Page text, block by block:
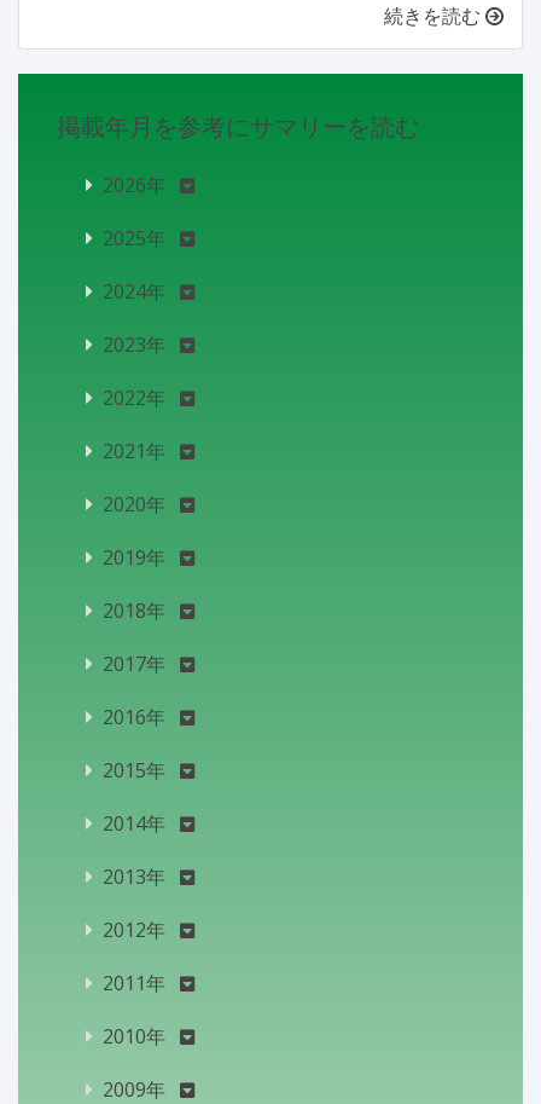
続きを読む
掲載年月を参考にサマリーを読む
2026年
2025年
2024年
2023年
2022年
2021年
2020年
2019年
2018年
2017年
2016年
2015年
2014年
2013年
2012年
2011年
2010年
2009年